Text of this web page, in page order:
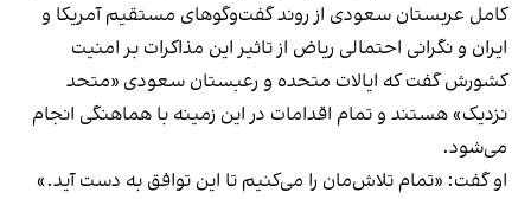
کامل عربستان‌ سعودی از روند گفت‌وگوهای مستقیم آمریکا و
ایران و نگرانی احتمالی ریاض از تاثیر این مذاکرات بر امنیت
کشورش گفت که ایالات متحده و رعبستان سعودی «متحد
نزدیک» هستند و تمام اقدامات در این زمینه با هماهنگی انجام
می‌شود.
او گفت: «تمام تلاش‌مان را می‌کنیم تا این توافق به دست آید.»